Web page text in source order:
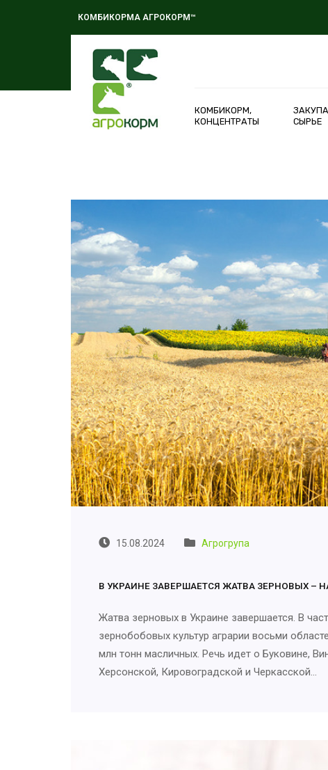
КОМБИКОРМА АГРОКОРМ™
КОМБИКОРМ,
КОНЦЕНТРАТЫ
СЫРЬЕ
15.08.2024 Агрогрупа
В УКРАИНЕ ЗАВЕРШАЕТСЯ ЖАТВА ЗЕРНОВЫХ –
Жатва зерновых в Украине завершается. В
зернобобовых культур аграрии восьми
млн тонн масличных. Речь идет о Буковине,
Херсонской, Кировоградской и Черкасской…